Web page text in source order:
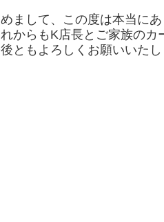
まして、この度は本当にあ
からもK店長とご家族のカ
ともよろしくお願いいたし